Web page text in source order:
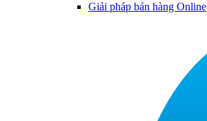
Giải pháp bán hàng Online